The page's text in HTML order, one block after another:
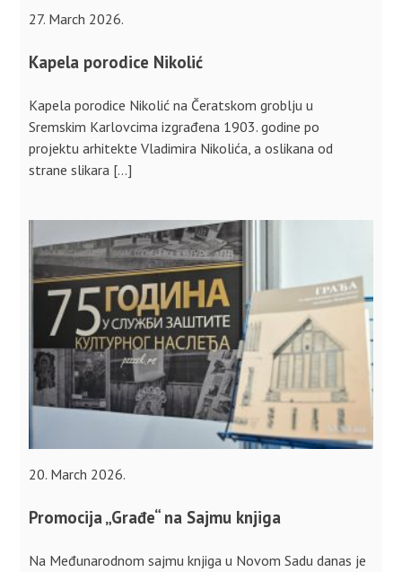
27. March 2026.
Kapela porodice Nikolić
Kapela porodice Nikolić na Čeratskom groblju u
Sremskim Karlovcima izgrađena 1903. godine po
projektu arhitekte Vladimira Nikolića, a oslikana od
strane slikara […]
20. March 2026.
Promocija „Građe“ na Sajmu knjiga
Na Međunarodnom sajmu knjiga u Novom Sadu danas je